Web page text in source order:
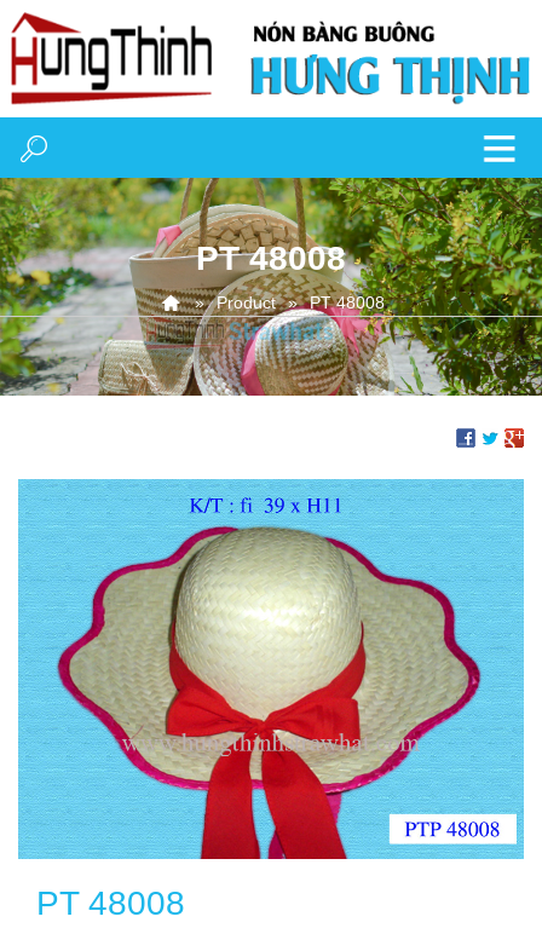
PT 48008
Product PT 48008
PT 48008